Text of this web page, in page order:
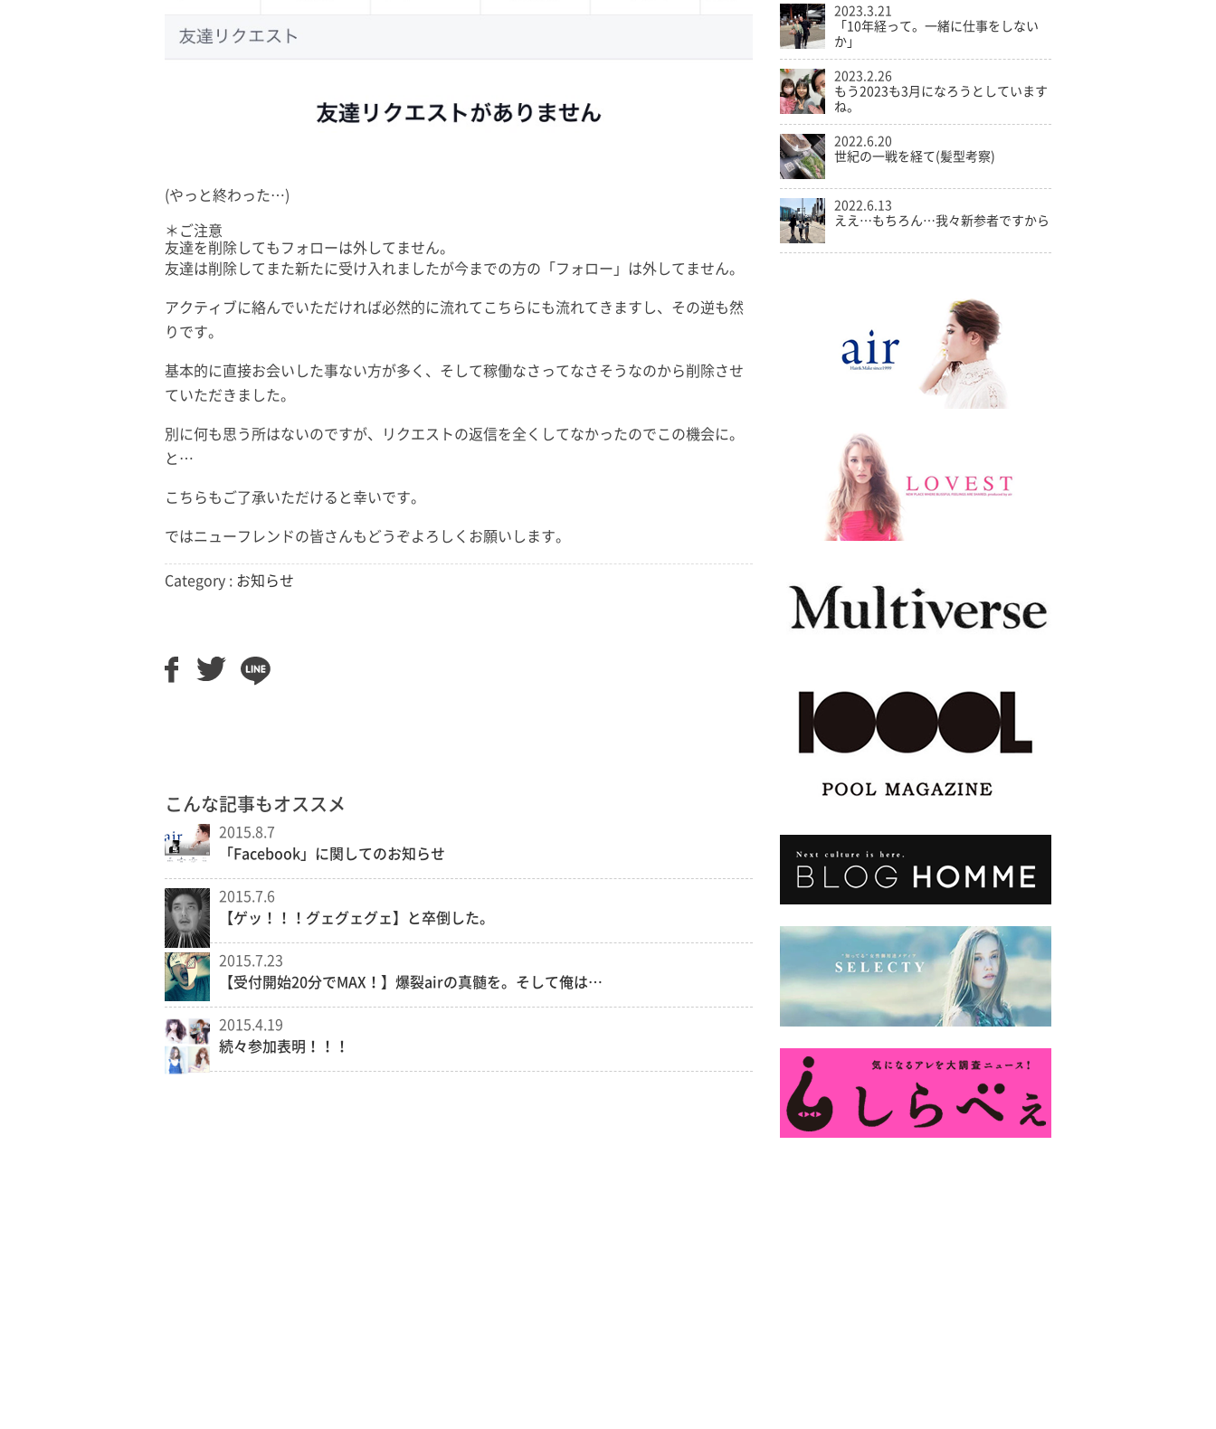
(やっと終わった…)
＊ご注意
友達を削除してもフォローは外してません。
友達は削除してまた新たに受け入れましたが今までの方の「フォロー」は外してません。
アクティブに絡んでいただければ必然的に流れてこちらにも流れてきますし、その逆も然
りです。
基本的に直接お会いした事ない方が多く、そして稼働なさってなさそうなのから削除させ
ていただきました。
別に何も思う所はないのですが、リクエストの返信を全くしてなかったのでこの機会に。
と…
こちらもご了承いただけると幸いです。
ではニューフレンドの皆さんもどうぞよろしくお願いします。
Category : お知らせ
こんな記事もオススメ
2015.8.7
「Facebook」に関してのお知らせ
2015.7.6
【ゲッ！！！グェグェグェ】と卒倒した。
2015.7.23
【受付開始20分でMAX！】爆裂airの真髄を。そして俺は…
2015.4.19
続々参加表明！！！
2023.3.21
「10年経って。一緒に仕事をしない
か」
2023.2.26
もう2023も3月になろうとしています
ね。
2022.6.20
世紀の一戦を経て(髪型考察)
2022.6.13
ええ…もちろん…我々新参者ですから